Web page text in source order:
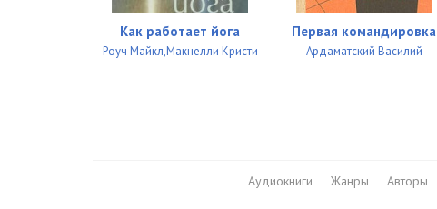
Serdtsa_tryoh_033
Serdtsa_tryoh_034
Как работает йога
Роуч Майкл,Макнелли Кристи
Первая командировка
Ардаматский Василий
Аудиокниги Жанры Авторы